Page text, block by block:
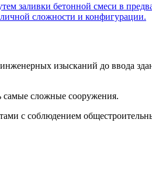
заливки бетонной смеси в
сложности и конфигурации.
изысканий до ввода
самые сложные сооружения.
с соблюдением